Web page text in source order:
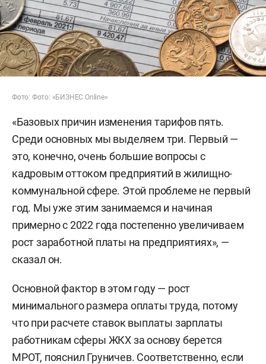
Фото: Фото: «БИЗНЕС Online»
«Базовых причин изменения тарифов пять.
Среди основных мы выделяем три. Первый —
это, конечно, очень большие вопросы с
кадровым оттоком предприятий в жилищно-
коммунальной сфере. Этой проблеме не первый
год. Мы уже этим занимаемся и начиная
примерно с 2022 года постепенно увеличиваем
рост заработной платы на предприятиях», —
сказал он.
Основной фактор в этом году — рост
минимального размера оплаты труда, потому
что при расчете ставок выплаты зарплаты
работникам сферы ЖКХ за основу берется
МРОТ, пояснил Груничев. Соответственно, если